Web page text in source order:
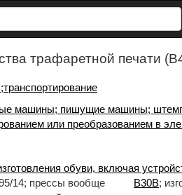
трафаретной печати
машины; пишущие машины;
или преобразованием в
обуви, включая
14; прессы вообще B30B;